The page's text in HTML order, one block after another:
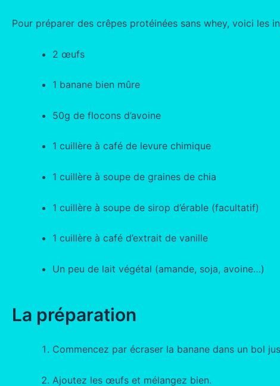
Pour préparer des crêpes protéinées sans whey, voici les
2 œufs
1 banane bien mûre
50g de flocons d’avoine
1 cuillère à café de levure chimique
1 cuillère à soupe de graines de chia
1 cuillère à soupe de sirop d’érable (facultatif)
1 cuillère à café d’extrait de vanille
Un peu de lait végétal (amande, soja, avoine…)
La préparation
Commencez par écraser la banane dans un bol
Ajoutez les œufs et mélangez bien.